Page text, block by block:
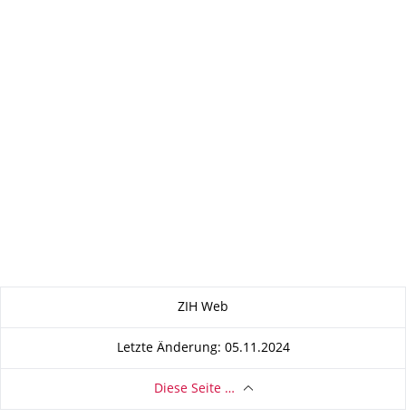
ZIH Web
Letzte Änderung: 05.11.2024
Diese Seite …